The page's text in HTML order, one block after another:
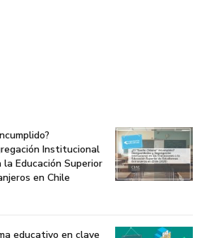
Institucional
Educación Superior
en Chile
educativo en clave